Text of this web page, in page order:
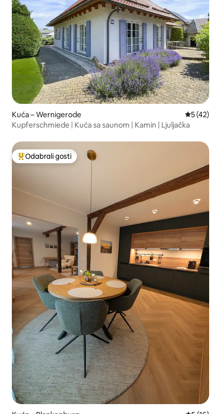
Kuća – Wernigerode Prosječna
5 (42)
Kupferschmiede | Kuća sa saunom | Kamin | Ljuljačka
Među najviše rangiranima s oznakom „Odabrali gosti”
Odabrali gosti